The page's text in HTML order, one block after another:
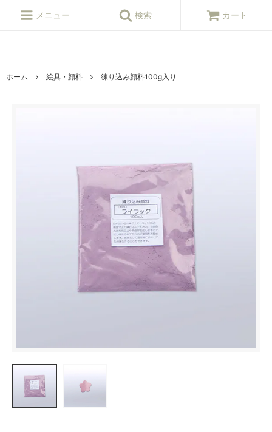
ョップ
メニュー 検索 カート
ホーム 絵具・顔料 練り込み顔料100g入り